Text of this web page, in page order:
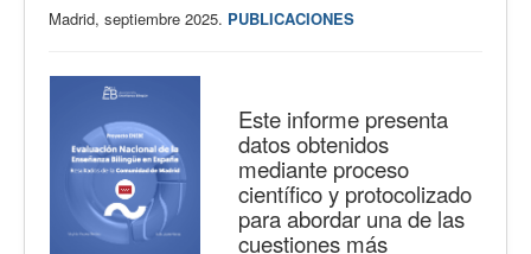
Madrid, septiembre 2025. PUBLICACIONES
Este informe presenta
datos obtenidos
mediante proceso
científico y protocolizado
para abordar una de las
cuestiones más